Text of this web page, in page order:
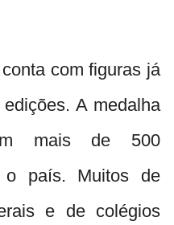
com figuras já
A medalha
mais de 500
país. Muitos de
e de colégios